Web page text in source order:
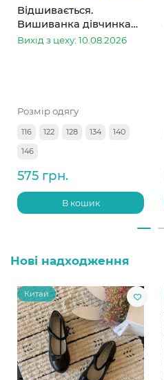
Відшивається.
Вишиванка дівчинка
колоски
Вихід з цеху: 10.08.2026
Розмір одягу
116 122 128 134
140
146
575 грн.
В кошик
Нові надходження
Китай